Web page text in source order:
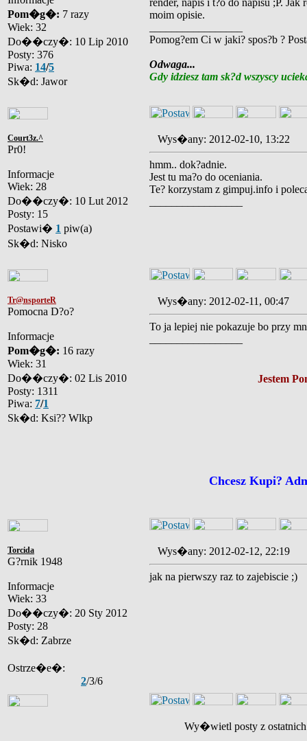
Pom�g�: 7 razy
Wiek: 32
Do��czy�: 10 Lip 2010
Posty: 376
Piwa: 14/5
Sk�d: Jawor
render, napis i t?o do napisu ;P.
moim opisie.
Pomog?em Ci w jaki? spos?b ?
Odwaga...
Gdy idziesz tam sk?d wszyscy
Court3z.^
Pr0!
Informacje
Wiek: 28
Do��czy�: 10 Lut 2012
Posty: 15
Postawi� 1 piw(a)
Sk�d: Nisko
Wys�any: 2012-02-10, 13:22
hmm.. dok?adnie.
Jest tu ma?o do oceniania.
Te? korzystam z gimpuj.info i
Tr@nsporteR
Pomocna D?o?
Informacje
Pom�g�: 16 razy
Wiek: 31
Do��czy�: 02 Lis 2010
Posty: 1311
Piwa: 7/1
Sk�d: Ksi?? Wlkp
Wys�any: 2012-02-11, 00:47
To ja lepiej nie pokazuje bo przy
Jestem
Chcesz Kupi?
Torcida
G?rnik 1948
Informacje
Wiek: 33
Do��czy�: 20 Sty 2012
Posty: 28
Sk�d: Zabrze
Ostrze�e�:
2/3/6
Wys�any: 2012-02-12, 22:19
jak na pierwszy raz to zajebiscie ;)
Wy�wietl posty z